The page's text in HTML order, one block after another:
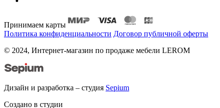
Принимаем карты
Политика конфиденциальности Договор публичной оферты
© 2024, Интернет-магазин по продаже мебели LEROM
Дизайн и разработка – студия Sepium
Создано в студии